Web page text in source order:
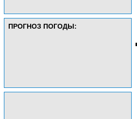
ПРОГНОЗ ПОГОДЫ: